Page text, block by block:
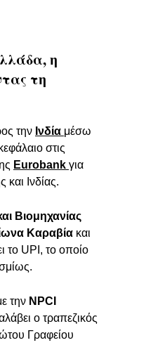
η
τη
την Ινδία μέσω
στις
Eurobank για
Ινδίας.
Βιομηχανίας
Καραβία και
το UPI, το οποίο
την NPCI
ο τραπεζικός
Γραφείου